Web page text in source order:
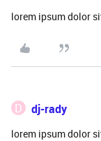
lorem ipsum dolor
D dj-rady
lorem ipsum dolor